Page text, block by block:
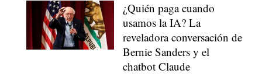
¿Quién paga cuando
usamos la IA? La
reveladora conversación de
Bernie Sanders y el
chatbot Claude